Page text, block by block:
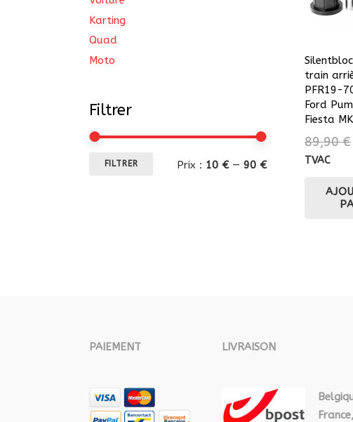
train
PFR19-
Ford
Fiesta
89,90€
TVAC
Karting
Quad
Moto
Filtrer
Prix
Prix
FILTRER Prix : 10 €— 90 €
PAIEMENT LIVRAISON